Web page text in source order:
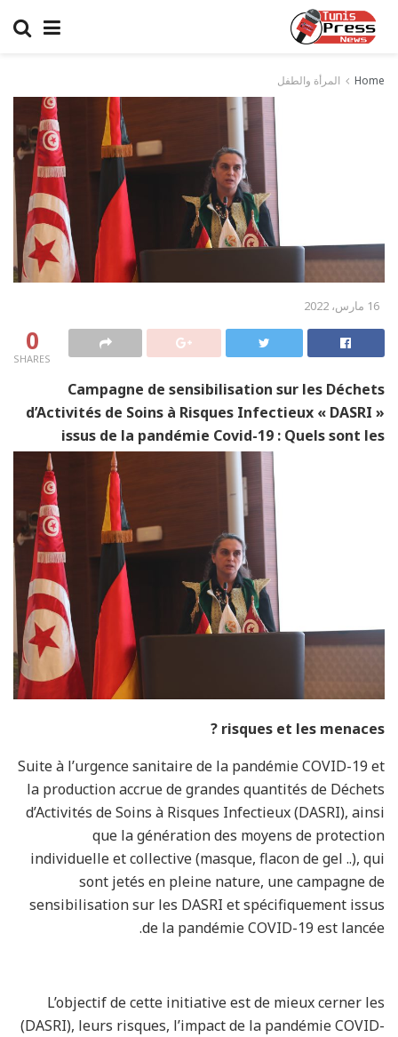
Home المرأة والطفل
16 مارس، 2022
0
SHARES
Campagne de sensibilisation sur les Déchets
d’Activités de Soins à Risques Infectieux « DASRI »
issus de la pandémie Covid-19 : Quels sont les
risques et les menaces ?
Suite à l’urgence sanitaire de la pandémie COVID-19 et
la production accrue de grandes quantités de Déchets
d’Activités de Soins à Risques Infectieux (DASRI), ainsi
que la génération des moyens de protection
individuelle et collective (masque, flacon de gel ..), qui
sont jetés en pleine nature, une campagne de
sensibilisation sur les DASRI et spécifiquement issus
de la pandémie COVID-19 est lancée.
L’objectif de cette initiative est de mieux cerner les
(DASRI), leurs risques, l’impact de la pandémie COVID-